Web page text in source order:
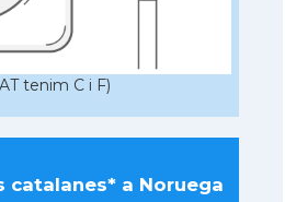
tenim C i F)
catalanes* a Noruega